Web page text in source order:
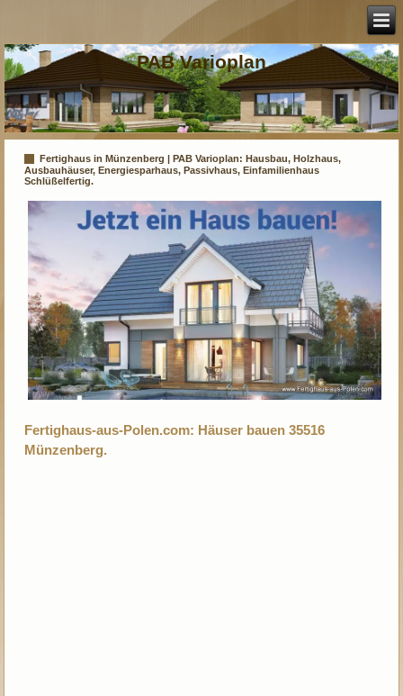
PAB Varioplan
Fertighaus in Münzenberg | PAB Varioplan: Hausbau, Holzhaus,
Ausbauhäuser, Energiesparhaus, Passivhaus, Einfamilienhaus
Schlüßelfertig.
Fertighaus-aus-Polen.com: Häuser bauen 35516
Münzenberg.